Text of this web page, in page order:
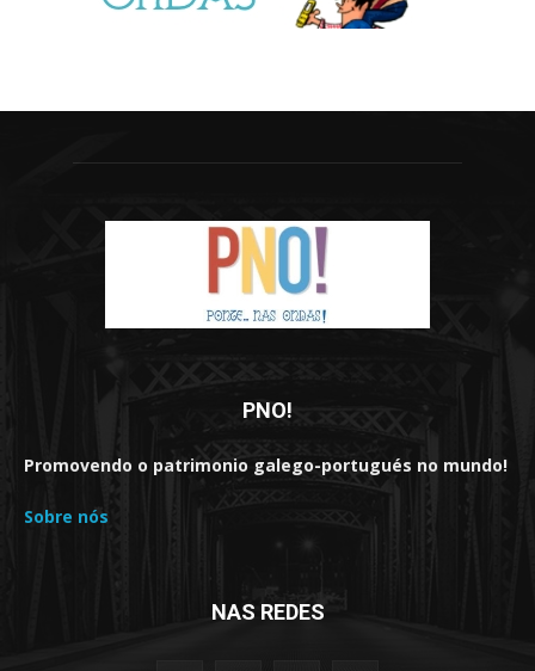
PNO!
Promovendo o patrimonio galego-portugués no mundo!
Sobre nós
NAS REDES